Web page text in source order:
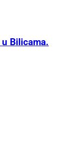
Bilicama.